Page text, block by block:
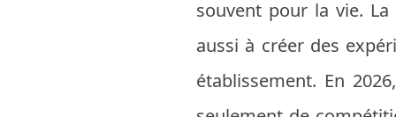
souvent pour la vie.
aussi à créer des
établissement. En